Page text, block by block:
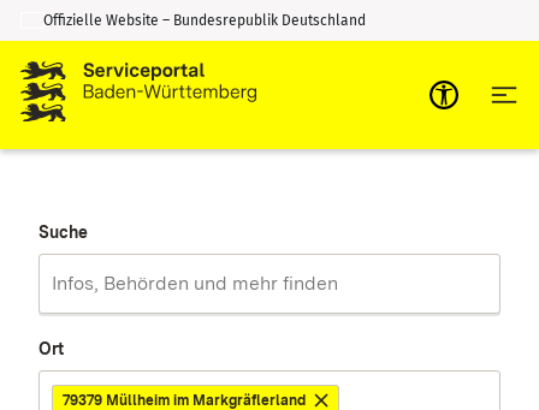
Zum Inhalt springen
Zur Suche springen
Offizielle Website – Bundesrepublik Deutschland
Suche
Ort
79379 Müllheim im Markgräflerland